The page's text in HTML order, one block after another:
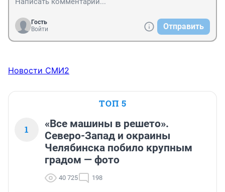
Гость
Войти
Отправить
Новости СМИ2
ТОП 5
1
«Все машины в решето».
Северо-Запад и окраины
Челябинска побило крупным
градом — фото
40 725 198